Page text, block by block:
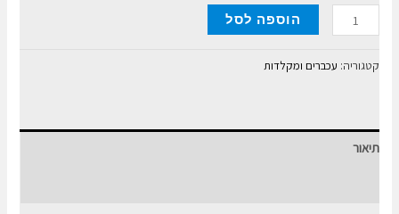
כמות
של
עכבר
הוספה לסל
קטגוריה: עכברים ומקלדות
תיאור